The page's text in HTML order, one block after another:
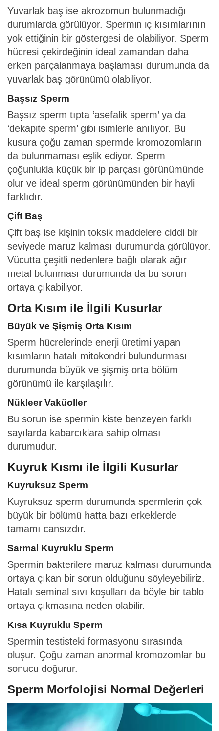
Yuvarlak baş ise akrozomun bulunmadığı
durumlarda görülüyor. Spermin iç kısımlarının
yok ettiğinin bir göstergesi de olabiliyor. Sperm
hücresi çekirdeğinin ideal zamandan daha
erken parçalanmaya başlaması durumunda da
yuvarlak baş görünümü olabiliyor.
Başsız Sperm
Başsız sperm tıpta ‘asefalik sperm’ ya da
‘dekapite sperm’ gibi isimlerle anılıyor. Bu
kusura çoğu zaman spermde kromozomların
da bulunmaması eşlik ediyor. Sperm
çoğunlukla küçük bir ip parçası görünümünde
olur ve ideal sperm görünümünden bir hayli
farklıdır.
Çift Baş
Çift baş ise kişinin toksik maddelere ciddi bir
seviyede maruz kalması durumunda görülüyor.
Vücutta çeşitli nedenlere bağlı olarak ağır
metal bulunması durumunda da bu sorun
ortaya çıkabiliyor.
Orta Kısım ile İlgili Kusurlar
Büyük ve Şişmiş Orta Kısım
Sperm hücrelerinde enerji üretimi yapan
kısımların hatalı mitokondri bulundurması
durumunda büyük ve şişmiş orta bölüm
görünümü ile karşılaşılır.
Nükleer Vaküoller
Bu sorun ise spermin kiste benzeyen farklı
sayılarda kabarcıklara sahip olması
durumudur.
Kuyruk Kısmı ile İlgili Kusurlar
Kuyruksuz Sperm
Kuyruksuz sperm durumunda spermlerin çok
büyük bir bölümü hatta bazı erkeklerde
tamamı cansızdır.
Sarmal Kuyruklu Sperm
Spermin bakterilere maruz kalması durumunda
ortaya çıkan bir sorun olduğunu söyleyebiliriz.
Hatalı seminal sıvı koşulları da böyle bir tablo
ortaya çıkmasına neden olabilir.
Kısa Kuyruklu Sperm
Spermin testisteki formasyonu sırasında
oluşur. Çoğu zaman anormal kromozomlar bu
sonucu doğurur.
Sperm Morfolojisi Normal Değerleri